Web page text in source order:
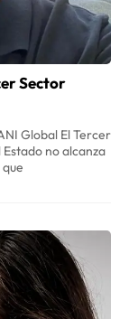
Sector
Global El Tercer
no alcanza